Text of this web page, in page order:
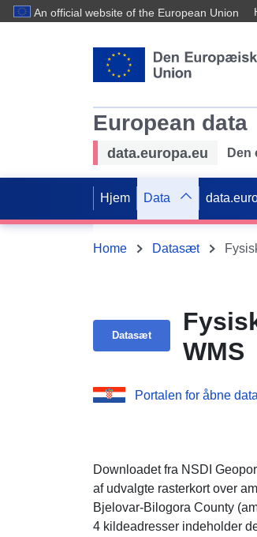
An official website of the European Union
European data
data.europa.eu Den
Hjem Data
Home Datasæt
Datasæt
WMS
Portalen for åbne
Downloadet fra NSDI
af udvalgte rasterkort over
Bjelovar-Bilogora County
4 kildeadresser indeholder